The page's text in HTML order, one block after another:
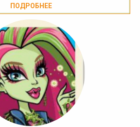
ПОДРОБНЕЕ